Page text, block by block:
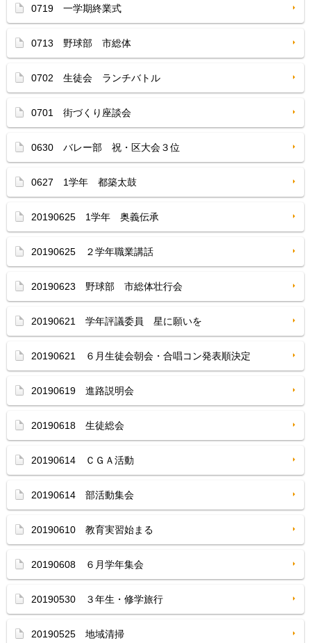
0719 一学期終業式
0713 野球部 市総体
0702 生徒会 ランチバトル
0701 街づくり座談会
0630 バレー部 祝・区大会３位
0627 1学年 都築太鼓
20190625 1学年 奥義伝承
20190625 ２学年職業講話
20190623 野球部 市総体壮行会
20190621 学年評議委員 星に願いを
20190621 ６月生徒会朝会・合唱コン発表順決定
20190619 進路説明会
20190618 生徒総会
20190614 ＣＧＡ活動
20190614 部活動集会
20190610 教育実習始まる
20190608 ６月学年集会
20190530 ３年生・修学旅行
20190525 地域清掃